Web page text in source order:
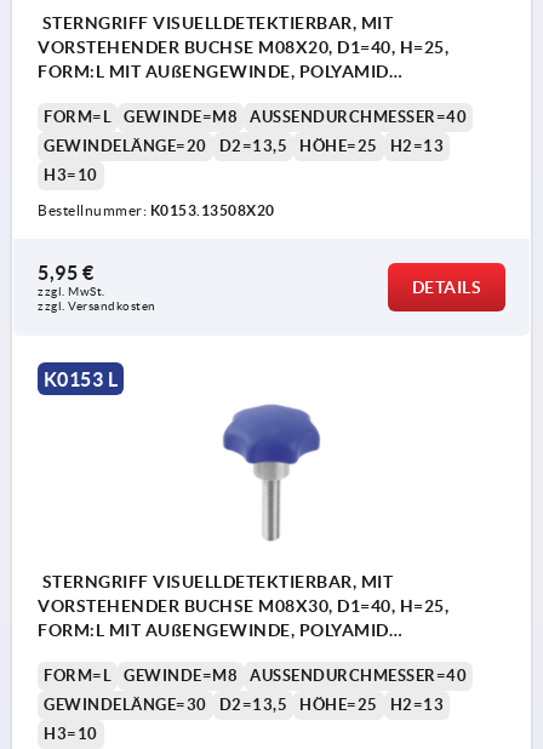
STERNGRIFF VISUELLDETEKTIERBAR, MIT
VORSTEHENDER BUCHSE M08X20, D1=40, H=25,
FORM:L MIT AUßENGEWINDE, POLYAMID
FORM=L GEWINDE=M8
AUSSENDURCHMESSER=40
GEWINDELÄNGE=20
D2=13,5 HÖHE=25
H2=13
H3=10
Bestellnummer: K0153.13508X20
5,95 €
zzgl. MwSt.
zzgl. Versandkosten
DETAILS
K0153 L
STERNGRIFF VISUELLDETEKTIERBAR, MIT
VORSTEHENDER BUCHSE M08X30, D1=40, H=25,
FORM:L MIT AUßENGEWINDE, POLYAMID
FORM=L GEWINDE=M8
AUSSENDURCHMESSER=40
GEWINDELÄNGE=30
D2=13,5 HÖHE=25
H2=13
H3=10